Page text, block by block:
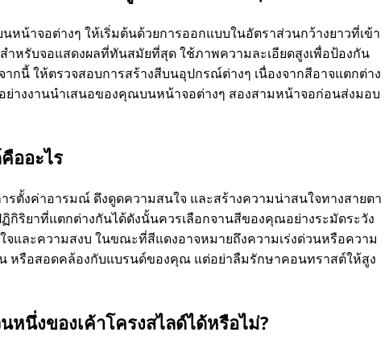
หน้าจอต่างๆ ให้เริ่มต้นด้วยการออกแบบในอัตราส่วนกว้างยาวที่เข้า
สําหรับจอแสดงผลที่ทันสมัยที่สุด ใช้ภาพความละเอียดสูงเพื่อป้องกัน
กนี้ ให้ตรวจสอบการสร้างสีบนอุปกรณ์ต่างๆ เนื่องจากสีอาจแตกต่าง
างงานนําเสนอของคุณบนหน้าจอต่างๆ สองสามหน้าจอก่อนส่งมอบ
ออะไร
ตั้งค่าอารมณ์ ดึงดูดความสนใจ และสร้างความน่าสนใจทางสายตา
ริยาที่แตกต่างกันได้ดังนั้นควรเลือกจานสีของคุณอย่างระมัดระวัง
จและความสงบ ในขณะที่สีแดงอาจหมายถึงความเร่งด่วนหรือความ
หรือสอดคล้องกับแบรนด์ของคุณ แต่อย่าลืมรักษาคอนทราสต์ให้สูง
หนึ่งของเค้าโครงสไลด์ได้หรือไม่?